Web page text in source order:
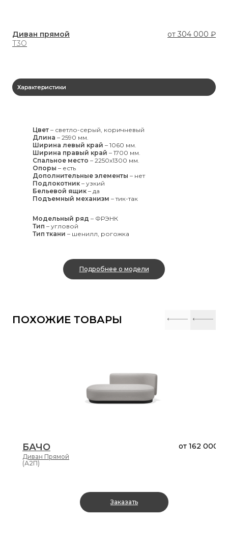
Диван прямой от 304 000 ₽
Т3О
Характеристики
Цвет – светло-серый, коричневый
Длина – 2590 мм.
Ширина левый край – 1060 мм.
Ширина правый край – 1700 мм.
Спальное место – 2250x1300 мм.
Опоры – есть
Дополнительные элементы – нет
Подлокотник – узкий
Бельевой ящик – да
Подъемный механизм – тик-так
Модельный ряд – ФРЭНК
Тип – угловой
Тип ткани – шенилл, рогожка
Подробнее о модели
ПОХОЖИЕ ТОВАРЫ
БАЧО
Диван Прямой
от 162 000 ₽
(А2П)
Заказать